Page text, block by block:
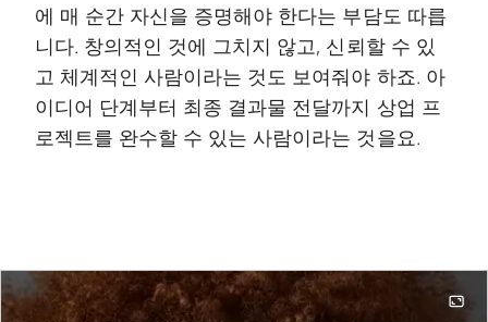
에 매 순간 자신을 증명해야 한다는 부담도 따릅
니다. 창의적인 것에 그치지 않고, 신뢰할 수 있
고 체계적인 사람이라는 것도 보여줘야 하죠. 아
이디어 단계부터 최종 결과물 전달까지 상업 프
로젝트를 완수할 수 있는 사람이라는 것을요.